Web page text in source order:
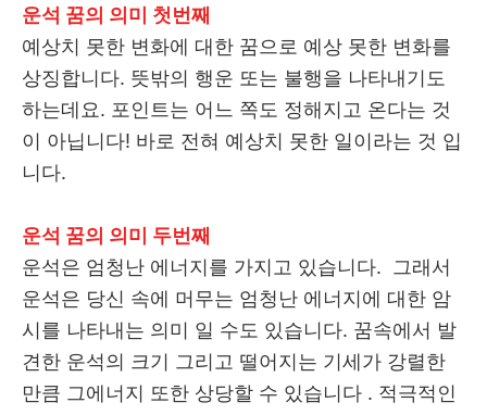
운석 꿈의 의미 첫번째
예상치 못한 변화에 대한 꿈으로 예상 못한 변화를
상징합니다. 뜻밖의 행운 또는 불행을 나타내기도
하는데요. 포인트는 어느 쪽도 정해지고 온다는 것
이 아닙니다! 바로 전혀 예상치 못한 일이라는 것 입
니다.
운석 꿈의 의미 두번째
운석은 엄청난 에너지를 가지고 있습니다. 그래서
운석은 당신 속에 머무는 엄청난 에너지에 대한 암
시를 나타내는 의미 일 수도 있습니다. 꿈속에서 발
견한 운석의 크기 그리고 떨어지는 기세가 강렬한
만큼 그에너지 또한 상당할 수 있습니다 . 적극적인